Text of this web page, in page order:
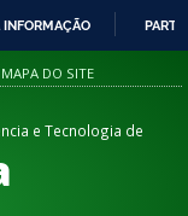
INFORMAÇÃO
MAPA DO SITE
e Tecnologia de